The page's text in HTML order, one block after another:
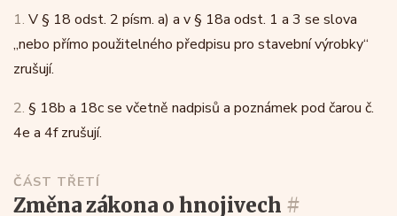
1. V § 18 odst. 2 písm. a) a v § 18a odst. 1 a 3 se slova
„nebo přímo použitelného předpisu pro stavební výrobky“
zrušují.
2. § 18b a 18c se včetně nadpisů a poznámek pod čarou č.
4e a 4f zrušují.
ČÁST TŘETÍ
změna zákona o hnojivech #